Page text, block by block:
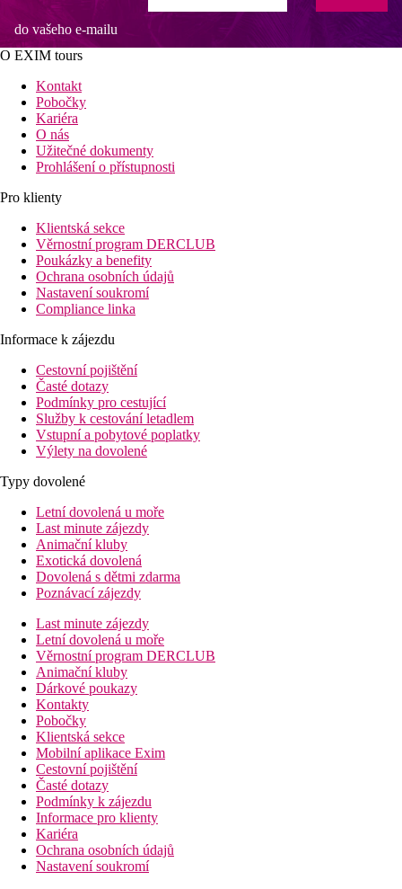
do vašeho e-mailu
O EXIM tours
Kontakt
Pobočky
Kariéra
O nás
Užitečné dokumenty
Prohlášení o přístupnosti
Pro klienty
Klientská sekce
Věrnostní program DERCLUB
Poukázky a benefity
Ochrana osobních údajů
Nastavení soukromí
Compliance linka
Informace k zájezdu
Cestovní pojištění
Časté dotazy
Podmínky pro cestující
Služby k cestování letadlem
Vstupní a pobytové poplatky
Výlety na dovolené
Typy dovolené
Letní dovolená u moře
Last minute zájezdy
Animační kluby
Exotická dovolená
Dovolená s dětmi zdarma
Poznávací zájezdy
Last minute zájezdy
Letní dovolená u moře
Věrnostní program DERCLUB
Animační kluby
Dárkové poukazy
Kontakty
Pobočky
Klientská sekce
Mobilní aplikace Exim
Cestovní pojištění
Časté dotazy
Podmínky k zájezdu
Informace pro klienty
Kariéra
Ochrana osobních údajů
Nastavení soukromí